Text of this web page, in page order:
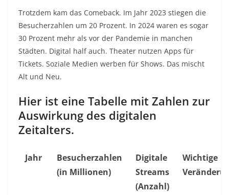
Trotzdem kam das Comeback. Im Jahr 2023 stiegen die
Besucherzahlen um 20 Prozent. In 2024 waren es sogar
30 Prozent mehr als vor der Pandemie in manchen
Städten. Digital half auch. Theater nutzen Apps für
Tickets. Soziale Medien werben für Shows. Das mischt
Alt und Neu.
Hier ist eine Tabelle mit Zahlen zur
Auswirkung des digitalen
Zeitalters.
Jahr
Besucherzahlen
(in Millionen)
Digitale
Streams
(Anzahl)
Wichtige